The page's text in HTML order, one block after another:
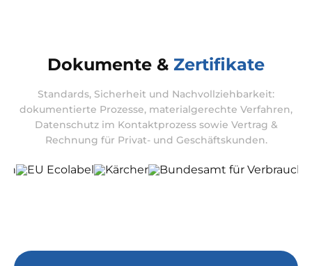
Dokumente & Zertifikate
Standards, Sicherheit und Nachvollziehbarkeit:
dokumentierte Prozesse, materialgerechte Verfahren,
Datenschutz im Kontaktprozess sowie Vertrag &
Rechnung für Privat- und Geschäftskunden.